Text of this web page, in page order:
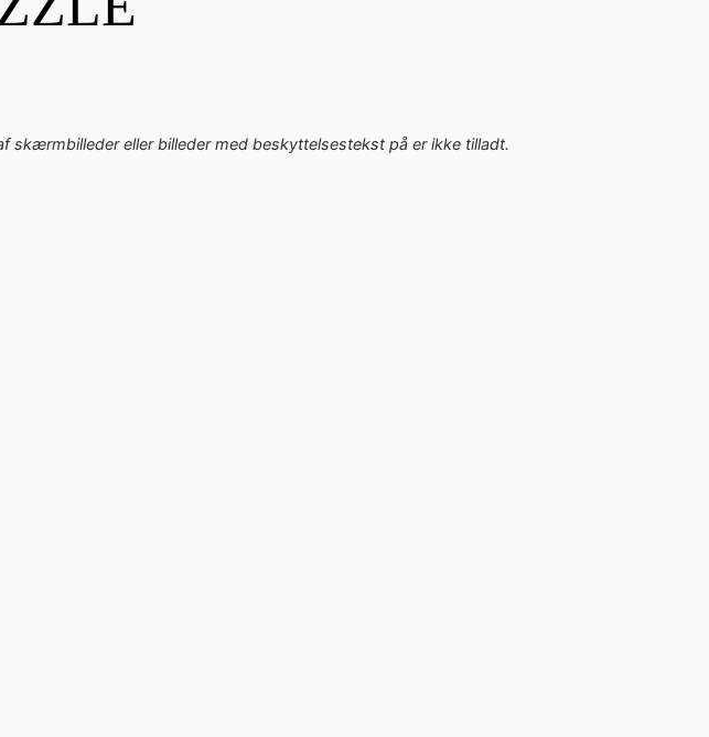
skærmbilleder eller billeder med beskyttelsestekst på er ikke tilladt.